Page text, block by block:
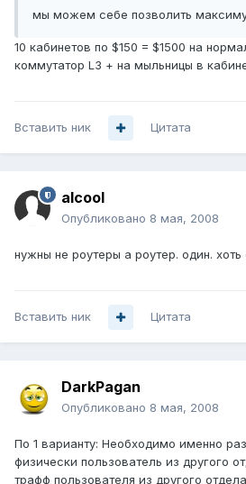
мы можем себе позволить
10 кабинетов по $150 = $1500 на
коммутатор L3 + на мыльницы в
Вставить ник Цитата
alcool
Опубликовано 8 мая, 2008
нужны не роутеры а роутер. один.
Вставить ник Цитата
DarkPagan
Опубликовано 8 мая, 2008
По 1 варианту: Необходимо именно
физически пользователь из другого
трафф пользователя из другого